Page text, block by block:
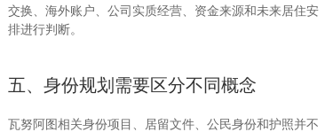
交换、海外账户、公司实质经营、资金来源和未来居住安
排进行判断。
五、身份规划需要区分不同概念
瓦努阿图相关身份项目、居留文件、公民身份和护照并不